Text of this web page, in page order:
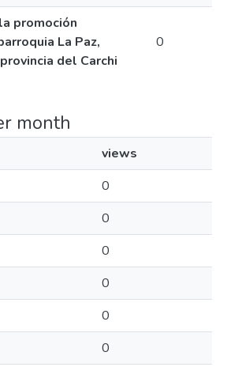
promoción
La Paz,
del Carchi
0
month
views
0
0
0
0
0
0